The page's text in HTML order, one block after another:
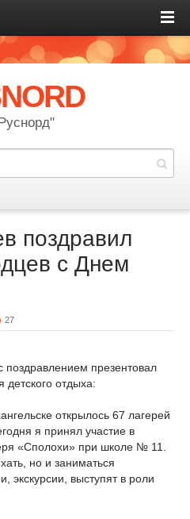
поздравил
с Днем
27
поздравлением презентовал
детского отдыха:
открылось 67 лагерей
я принял участие в
«Сполохи» при школе № 11.
но и заниматься
экскурсии, выступят в роли